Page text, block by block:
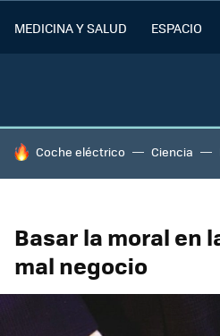
MEDICINA Y SALUD ESPACIO
HOY SE HABLA DE
Coche eléctrico Ciencia
Basar la moral en
mal negocio